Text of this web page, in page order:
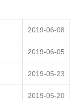
2019-06-08
2019-06-05
2019-05-23
2019-05-20